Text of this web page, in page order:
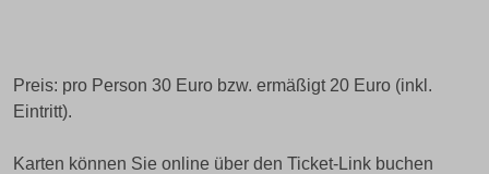
Preis: pro Person 30 Euro bzw. ermäßigt 20 Euro (inkl.
Eintritt).
Karten können Sie online über den Ticket-Link buchen